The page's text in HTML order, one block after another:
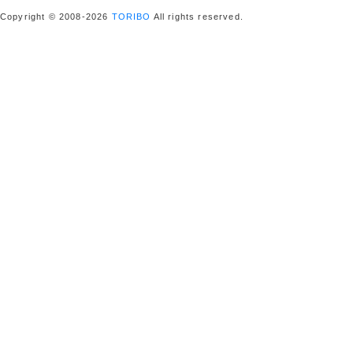
Copyright © 2008-2026 TORIBO All rights reserved.